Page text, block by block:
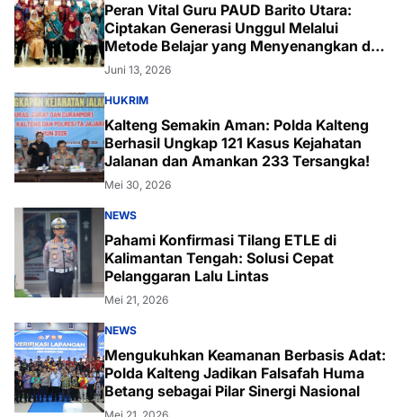
Peran Vital Guru PAUD Barito Utara:
Ciptakan Generasi Unggul Melalui
Metode Belajar yang Menyenangkan dan
Inovatif
Juni 13, 2026
HUKRIM
Kalteng Semakin Aman: Polda Kalteng
Berhasil Ungkap 121 Kasus Kejahatan
Jalanan dan Amankan 233 Tersangka!
Mei 30, 2026
NEWS
Pahami Konfirmasi Tilang ETLE di
Kalimantan Tengah: Solusi Cepat
Pelanggaran Lalu Lintas
Mei 21, 2026
NEWS
Mengukuhkan Keamanan Berbasis Adat:
Polda Kalteng Jadikan Falsafah Huma
Betang sebagai Pilar Sinergi Nasional